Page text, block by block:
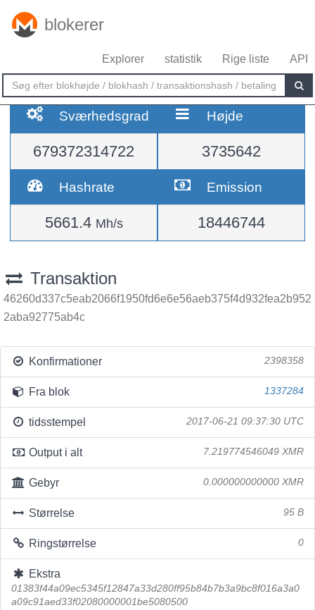
blokerer
Explorer statistik Rige liste API
Sværhedsgrad
679372314722
Højde
3735642
Hashrate
5661.4 Mh/s
Emission
18446744
Transaktion
46260d337c5eab2066f1950fd6e6e56aeb375f4d932fea2b952
2aba92775ab4c
Konfirmationer 2398358
Fra blok 1337284
tidsstempel 2017-06-21 09:37:30 UTC
Output i alt 7.219774546049 XMR
Gebyr 0.000000000000 XMR
Størrelse 95 B
Ringstørrelse 0
Ekstra
01383f44a09ec5345f12847a33d280ff95b84b7b3a9bc8f016a3a0
a09c91aed33f02080000001be5080500